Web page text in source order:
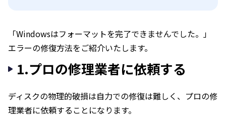
「Windowsはフォーマットを完了できませんでした。」
エラーの修復方法をご紹介いたします。
1.プロの修理業者に依頼する
ディスクの物理的破損は自力での修復は難しく、プロの修
理業者に依頼することになります。